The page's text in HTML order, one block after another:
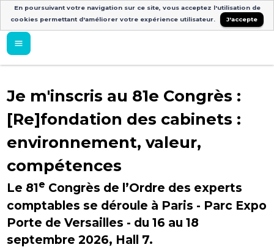
Je m'inscris au 81e Congrès :
[Re]fondation des cabinets :
environnement, valeur,
compétences
Le 81e Congrès de l’Ordre des experts
comptables se déroule à Paris - Parc Expo
Porte de Versailles - du 16 au 18
septembre 2026, Hall 7.
En poursuivant votre navigation sur ce site, vous acceptez l'utilisation de
cookies permettant d'améliorer votre expérience utilisateur.
J'accepte